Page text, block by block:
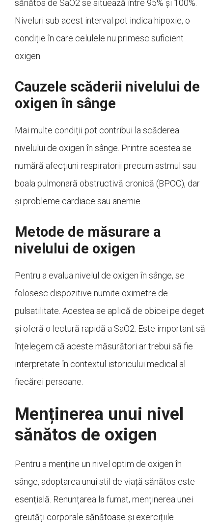
sănătos de SaO2 se situează între 95% și 100%.
Niveluri sub acest interval pot indica hipoxie, o
condiție în care celulele nu primesc suficient
oxigen.
Cauzele scăderii nivelului de
oxigen în sânge
Mai multe condiții pot contribui la scăderea
nivelului de oxigen în sânge. Printre acestea se
numără afecțiuni respiratorii precum astmul sau
boala pulmonară obstructivă cronică (BPOC), dar
și probleme cardiace sau anemie.
Metode de măsurare a
nivelului de oxigen
Pentru a evalua nivelul de oxigen în sânge, se
folosesc dispozitive numite oximetre de
pulsatilitate. Acestea se aplică de obicei pe deget
și oferă o lectură rapidă a SaO2. Este important să
înțelegem că aceste măsurători ar trebui să fie
interpretate în contextul istoricului medical al
fiecărei persoane.
Menținerea unui nivel
sănătos de oxigen
Pentru a menține un nivel optim de oxigen în
sânge, adoptarea unui stil de viață sănătos este
esențială. Renunțarea la fumat, menținerea unei
greutăți corporale sănătoase și exercițiile